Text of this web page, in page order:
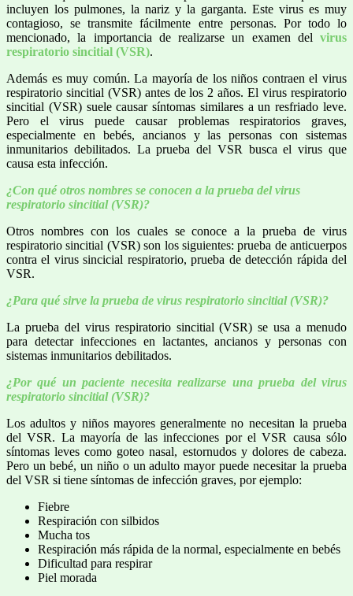
incluyen los pulmones, la nariz y la garganta. Este virus es muy
contagioso, se transmite fácilmente entre personas. Por todo lo
mencionado, la importancia de realizarse un examen del virus
respiratorio sincitial (VSR).
Además es muy común. La mayoría de los niños contraen el virus
respiratorio sincitial (VSR) antes de los 2 años. El virus respiratorio
sincitial (VSR) suele causar síntomas similares a un resfriado leve.
Pero el virus puede causar problemas respiratorios graves,
especialmente en bebés, ancianos y las personas con sistemas
inmunitarios debilitados. La prueba del VSR busca el virus que
causa esta infección.
¿Con qué otros nombres se conocen a la prueba del virus
respiratorio sincitial (VSR)?
Otros nombres con los cuales se conoce a la prueba de virus
respiratorio sincitial (VSR) son los siguientes: prueba de anticuerpos
contra el virus sincicial respiratorio, prueba de detección rápida del
VSR.
¿Para qué sirve la prueba de virus respiratorio sincitial (VSR)?
La prueba del virus respiratorio sincitial (VSR) se usa a menudo
para detectar infecciones en lactantes, ancianos y personas con
sistemas inmunitarios debilitados.
¿Por qué un paciente necesita realizarse una prueba del virus
respiratorio sincitial (VSR)?
Los adultos y niños mayores generalmente no necesitan la prueba
del VSR. La mayoría de las infecciones por el VSR causa sólo
síntomas leves como goteo nasal, estornudos y dolores de cabeza.
Pero un bebé, un niño o un adulto mayor puede necesitar la prueba
del VSR si tiene síntomas de infección graves, por ejemplo:
Fiebre
Respiración con silbidos
Mucha tos
Respiración más rápida de la normal, especialmente en bebés
Dificultad para respirar
Piel morada